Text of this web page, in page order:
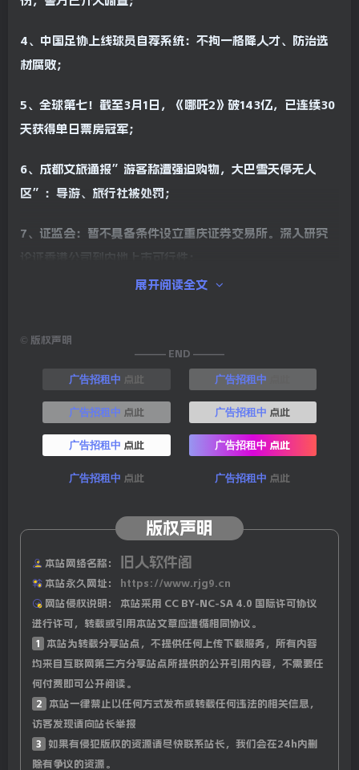
4、中国足协上线球员自荐系统：不拘一格降人才、防治选
材腐败；
5、全球第七！截至3月1日，《哪吒2》破143亿，已连续30
天获得单日票房冠军；
6、成都文旅通报”游客称遭强迫购物，大巴雪天停无人
区”：导游、旅行社被处罚；
7、证监会：暂不具备条件设立重庆证券交易所。深入研究
9、国家统计局：2月份制造业采购经理指数(PMI)为
50.2%，比上月上升1.1个百分点，制造业景气水平明显回
10、台媒：继台当局”封杀”暨大等3所大陆高校后，又有7
所大陆高校被台禁止交流，称台科技关键技术会有”被窃取
11、俄国防部：乌克兰无人机袭击”土耳其溪”天然气管道
相关设施。俄土外长就相关事件通电话后，俄方称：将采取
行动；
12、史上最大”乌龙指”！花旗误将81万亿美元计入客户账
户，足以收购整个美国股市，金额是马斯克全部资产的200
多倍，90分钟后才发现；
13、俄外交部：俄美已确定步骤允许外交机构资金流动畅
通，俄方建议美方考虑恢复直飞航班的可能性；
展开阅读全文
© 版权声明
——— END ———
广告招租中 点此 广告招租中
广告招租中 点此 广告招租中 点此
广告招租中 点此 广告招租中 点此
广告招租中 点此 广告招租中 点此
版权声明
本站网络名称： 旧人软件阁
本站永久网址：
https://www.rjg9.cn
网站侵权说明：
本站采用 CC BY-NC-SA 4.0 国际许可协议
进行许可，转载或引用本站文章应遵循相同协议。
1
本站为转载分享站点，不提供任何上传下载服务，所有内容
均来自互联网第三方分享站点所提供的公开引用内容，不需要任
何付费即可公开阅读。
2
本站一律禁止以任何方式发布或转载任何违法的相关信息，
访客发现请向站长举报
3
如果有侵犯版权的资源请尽快联系站长，我们会在24h内删
除有争议的资源。